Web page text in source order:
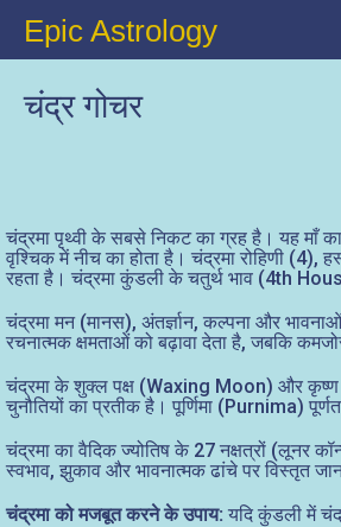
Epic Astrology
चंद्र गोचर
चंद्रमा पृथ्वी के सबसे निकट का ग्रह है। यह माँ का
वृश्चिक में नीच का होता है। चंद्रमा रोहिणी
रहता है। चंद्रमा कुंडली के चतुर्थ भाव (4th
चंद्रमा मन (मानस), अंतर्ज्ञान, कल्पना और
रचनात्मक क्षमताओं को बढ़ावा देता है, जबकि
चंद्रमा के शुक्ल पक्ष (Waxing Moon) और कृष्ण
चुनौतियों का प्रतीक है। पूर्णिमा (Purnima)
चंद्रमा का वैदिक ज्योतिष के 27 नक्षत्रों (लूनर
स्वभाव, झुकाव और भावनात्मक ढांचे पर विस्तृत
चंद्रमा को मजबूत करने के उपाय: यदि कुंडली में